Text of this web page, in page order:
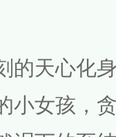
的天心化
小女孩，